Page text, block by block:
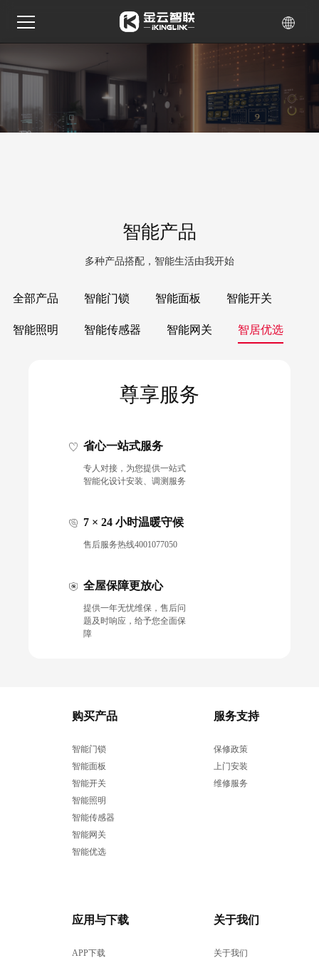
智能产品
多种产品搭配，智能生活由我开始
全部产品 智能门锁 智能面板 智能开关
智能照明 智能传感器 智能网关 智居优选
尊享服务
省心一站式服务
专人对接，为您提供一站式
智能化设计安装、调测服务
7 × 24 小时温暖守候
售后服务热线4001077050
全屋保障更放心
提供一年无忧维保，售后问
题及时响应，给予您全面保
障
购买产品
智能门锁
智能面板
智能开关
智能照明
智能传感器
智能网关
智能优选
服务支持
保修政策
上门安装
维修服务
应用与下载
APP下载
关于我们
关于我们